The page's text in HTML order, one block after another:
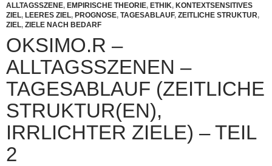
ALLTAGSSZENE, EMPIRISCHE THEORIE, ETHIK, KONTEXTSENSITIVES
ZIEL, LEERES ZIEL, PROGNOSE, TAGESABLAUF, ZEITLICHE STRUKTUR,
ZIEL, ZIELE NACH BEDARF
OKSIMO.R –
ALLTAGSSZENEN –
TAGESABLAUF (ZEITLICHE
STRUKTUR(EN),
IRRLICHTER ZIELE) – TEIL
2